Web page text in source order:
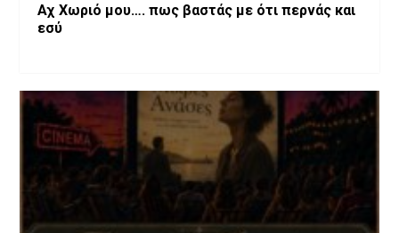
Αχ Χωριό μου…. πως βαστάς με ότι περνάς και
εσύ